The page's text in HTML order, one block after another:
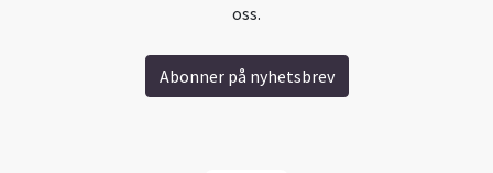
oss.
Abonner på nyhetsbrev